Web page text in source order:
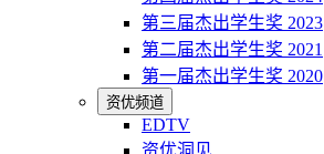
第三届杰出学生奖 2023
第二届杰出学生奖 2021
第一届杰出学生奖 2020
资优频道
EDTV
资优洞见